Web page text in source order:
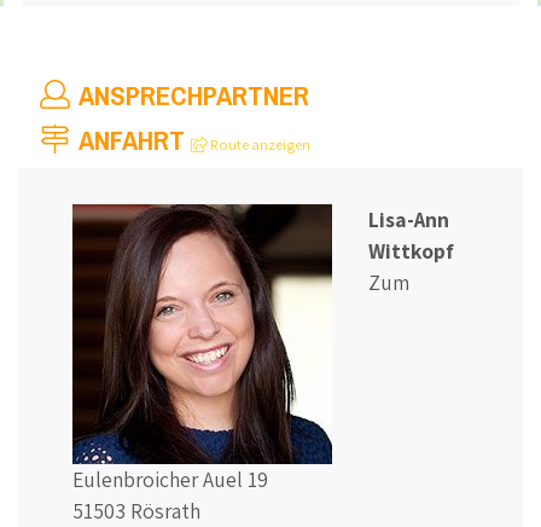
ANSPRECHPARTNER
ANFAHRT
Route anzeigen
Lisa-Ann
Wittkopf
Zum
Eulenbroicher Auel 19
51503 Rösrath